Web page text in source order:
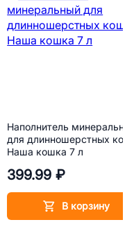
Наполнитель
для длинношерстных
Наша кошка 7 л
399.99 ₽
В корзину